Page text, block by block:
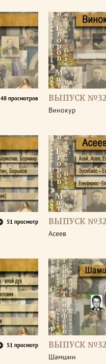
48 просмотров ВЫПУСК
Винокур
51 просмотр ВЫПУСК
Асеев
51 просмотр ВЫПУСК
Шамшин